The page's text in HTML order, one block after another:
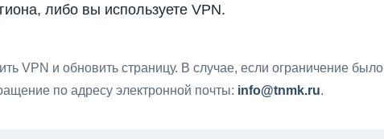
либо вы используете VPN.
VPN и обновить страницу. В случае, если ограничение было
по адресу электронной почты: info@tnmk.ru.